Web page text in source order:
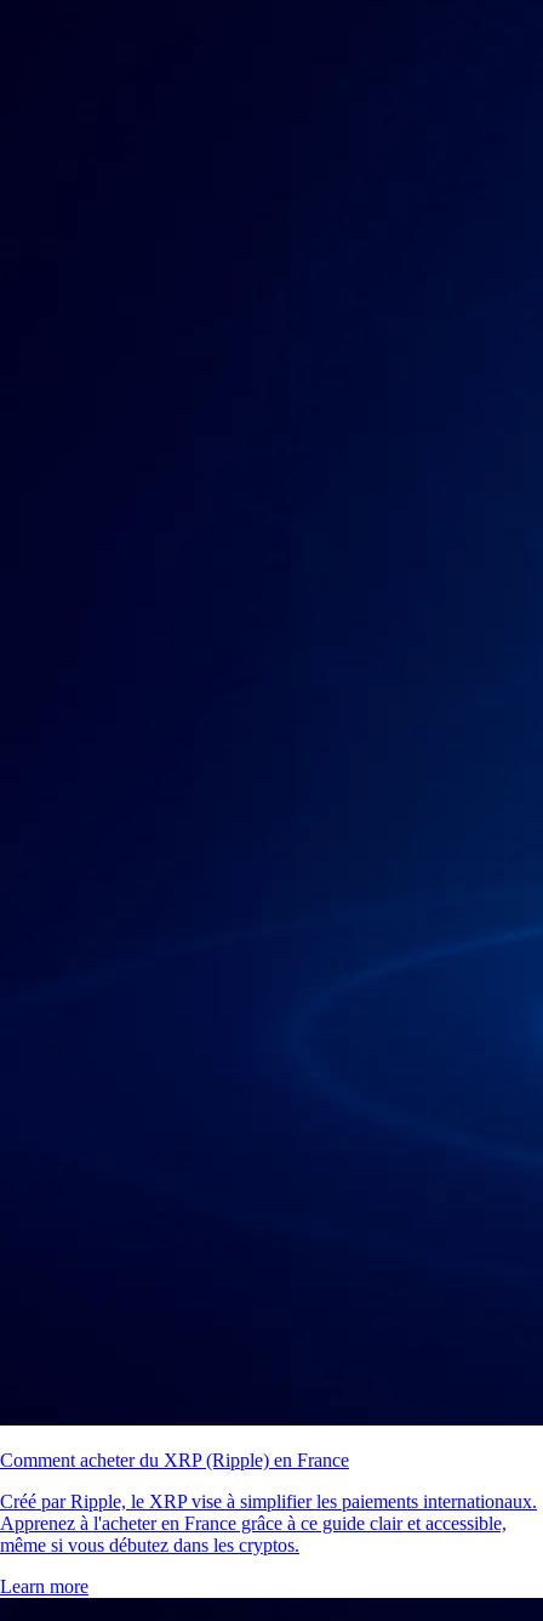
Comment acheter du XRP (Ripple) en France
Créé par Ripple, le XRP vise à simplifier les paiements internationaux.
Apprenez à l'acheter en France grâce à ce guide clair et accessible,
même si vous débutez dans les cryptos.
Learn more